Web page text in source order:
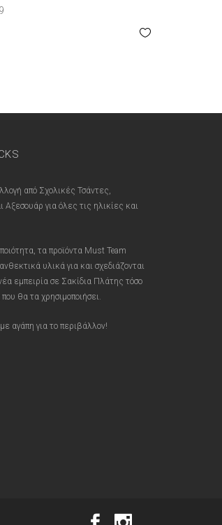
από Σχολικές Τσάντες,
Αξεσουάρ για όλες τις ηλικίες και
τα προϊόντα Must Team
υλικά για και σχεδιάζονται
εμπειρία σε Σακίδια Πλάτης τόσο
θα τα χρησιμοποιήσει.
αγάπη για το περιβάλλον!